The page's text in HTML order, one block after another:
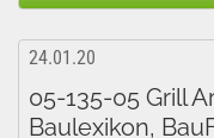
24.01.20
05-135-05 Grill
Baulexikon,